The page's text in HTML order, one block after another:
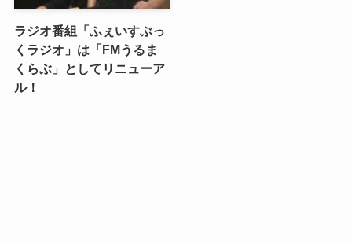
ラジオ番組「ふぇいすぶっ
くラジオ」は「FMうるま
くらぶ」としてリニューア
ル！